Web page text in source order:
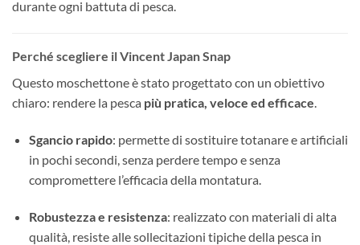
durante ogni battuta di pesca.
Perché scegliere il Vincent Japan Snap
Questo moschettone è stato progettato con un obiettivo
chiaro: rendere la pesca più pratica, veloce ed efficace.
Sgancio rapido: permette di sostituire totanare e artificiali
in pochi secondi, senza perdere tempo e senza
compromettere l’efficacia della montatura.
Robustezza e resistenza: realizzato con materiali di alta
qualità, resiste alle sollecitazioni tipiche della pesca in